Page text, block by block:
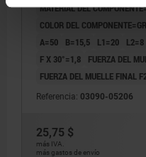
MATERIAL DEL
COLOR DEL
A=50
B=15,5 L1=20 L2=8
F X 30°=1,8
FUERZA DEL
FUERZA DEL MUELLE FINAL
Referencia: 03090-05206
25,75 $
más IVA.
más gastos de envío